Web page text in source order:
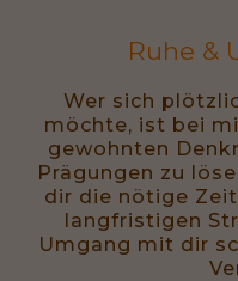
Ruhe &
Wer sich
möchte, ist bei
gewohnten
Prägungen zu
dir die nötige
langfristigen
Umgang mit dir